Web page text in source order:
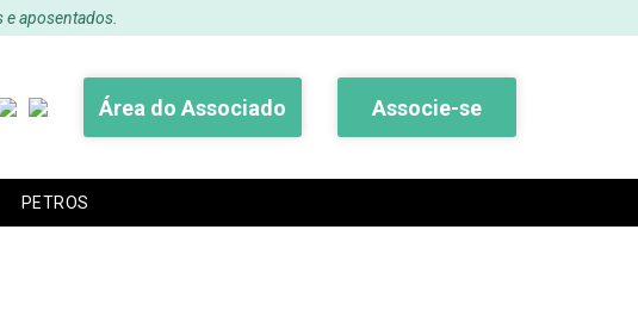
aposentados.
Área do Associado Associe-se
PETROS